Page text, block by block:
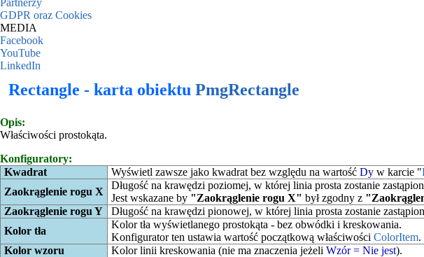
Partnerzy
GDPR oraz Cookies
MEDIA
Facebook
YouTube
LinkedIn
Rectangle - karta obiektu PmgRectangle
Opis:
Właściwości prostokąta.
Konfiguratory:
Kwadrat
Wyświetl zawsze jako kwadrat bez względu na wartość Dyw karcie "
Zaokrąglenie rogu X
Długość na krawędzi poziomej, w której linia prosta zostanie
Jest wskazane by "Zaokrąglenie rogu X" był zgodny z
Zaokrąglenie rogu Y
Długość na krawędzi pionowej, w której linia prosta zostanie
Kolor tła
Kolor tła wyświetlanego prostokąta - bez obwódki i kreskowania.
Konfigurator ten ustawia wartość początkową właściwości ColorItem.
Kolor wzoru
Kolor linii kreskowania (nie ma znaczenia jeżeli Wzór = Nie jest).